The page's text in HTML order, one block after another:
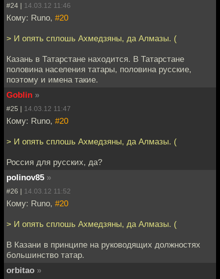
#24 | 14.03.12 11:46
Кому: Runo, #20
> И опять сплошь Ахмедзяны, да Алмазы. (
Казань в Татарстане находится. В Татарстане
половина населения татары, половина русские,
поэтому и имена такие.
Goblin »
#25 | 14.03.12 11:47
Кому: Runo, #20
> И опять сплошь Ахмедзяны, да Алмазы. (
Россия для русских, да?
polinov85 »
#26 | 14.03.12 11:52
Кому: Runo, #20
> И опять сплошь Ахмедзяны, да Алмазы. (
В Казани в принципе на руководящих должностях
большинство татар.
orbitao »